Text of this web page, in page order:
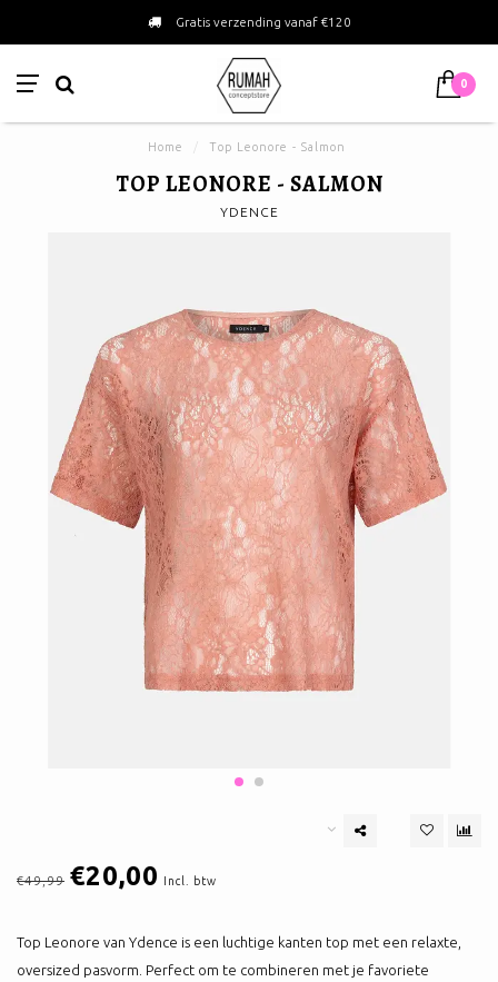
Gratis verzending vanaf €120
0
Home Top Leonore - Salmon
TOP LEONORE - SALMON
YDENCE
€49,99 €20,00 Incl. btw
Top Leonore van Ydence is een luchtige kanten top met een relaxte,
oversized pasvorm. Perfect om te combineren met je favoriete